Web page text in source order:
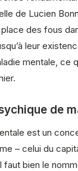
de Lucien
des fous
leur
mentale, ce
de
est un
– celui du
faut bien le